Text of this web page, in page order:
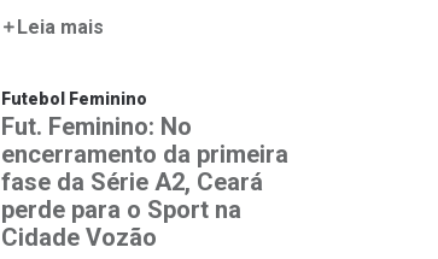
Leia mais
Futebol Feminino
Fut. Feminino: No
encerramento da primeira
fase da Série A2, Ceará
perde para o Sport na
Cidade Vozão